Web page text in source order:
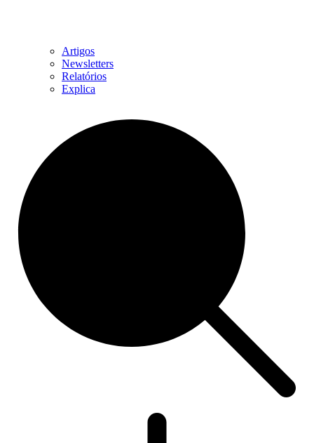
Artigos
Newsletters
Relatórios
Explica